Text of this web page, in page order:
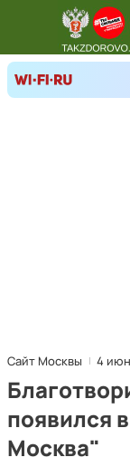
Сайт Москвы 4
появился
Москва"